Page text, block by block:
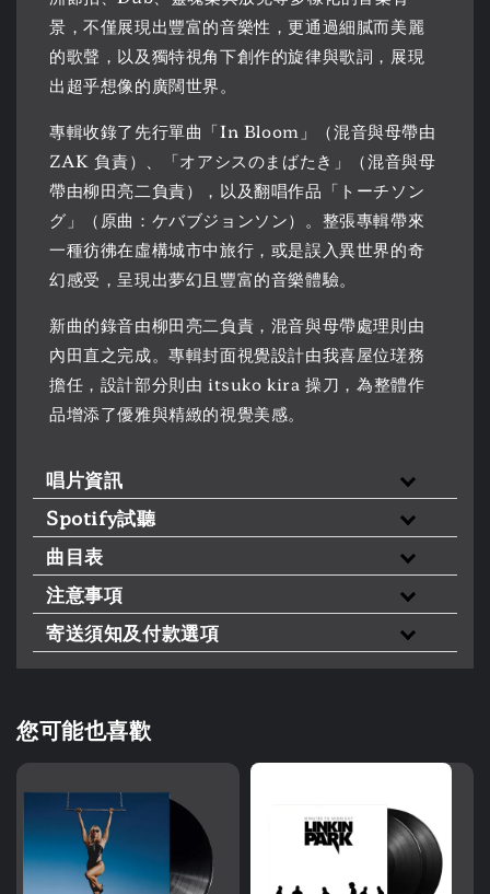
景，不僅展現出豐富的音樂性，更通過細膩而美麗
的歌聲，以及獨特視角下創作的旋律與歌詞，展現
出超乎想像的廣闊世界。
專輯收錄了先行單曲「In Bloom」（混音與母帶由
ZAK 負責）、「オアシスのまばたき」（混音與母
帶由柳田亮二負責），以及翻唱作品「トーチソン
グ」（原曲：ケバブジョンソン）。整張專輯帶來
一種彷彿在虛構城市中旅行，或是誤入異世界的奇
幻感受，呈現出夢幻且豐富的音樂體驗。
新曲的錄音由柳田亮二負責，混音與母帶處理則由
內田直之完成。專輯封面視覺設計由我喜屋位瑳務
擔任，設計部分則由 itsuko kira 操刀，為整體作
品增添了優雅與精緻的視覺美感。
唱片資訊
Spotify試聽
曲目表
注意事項
寄送須知及付款選項
您可能也喜歡